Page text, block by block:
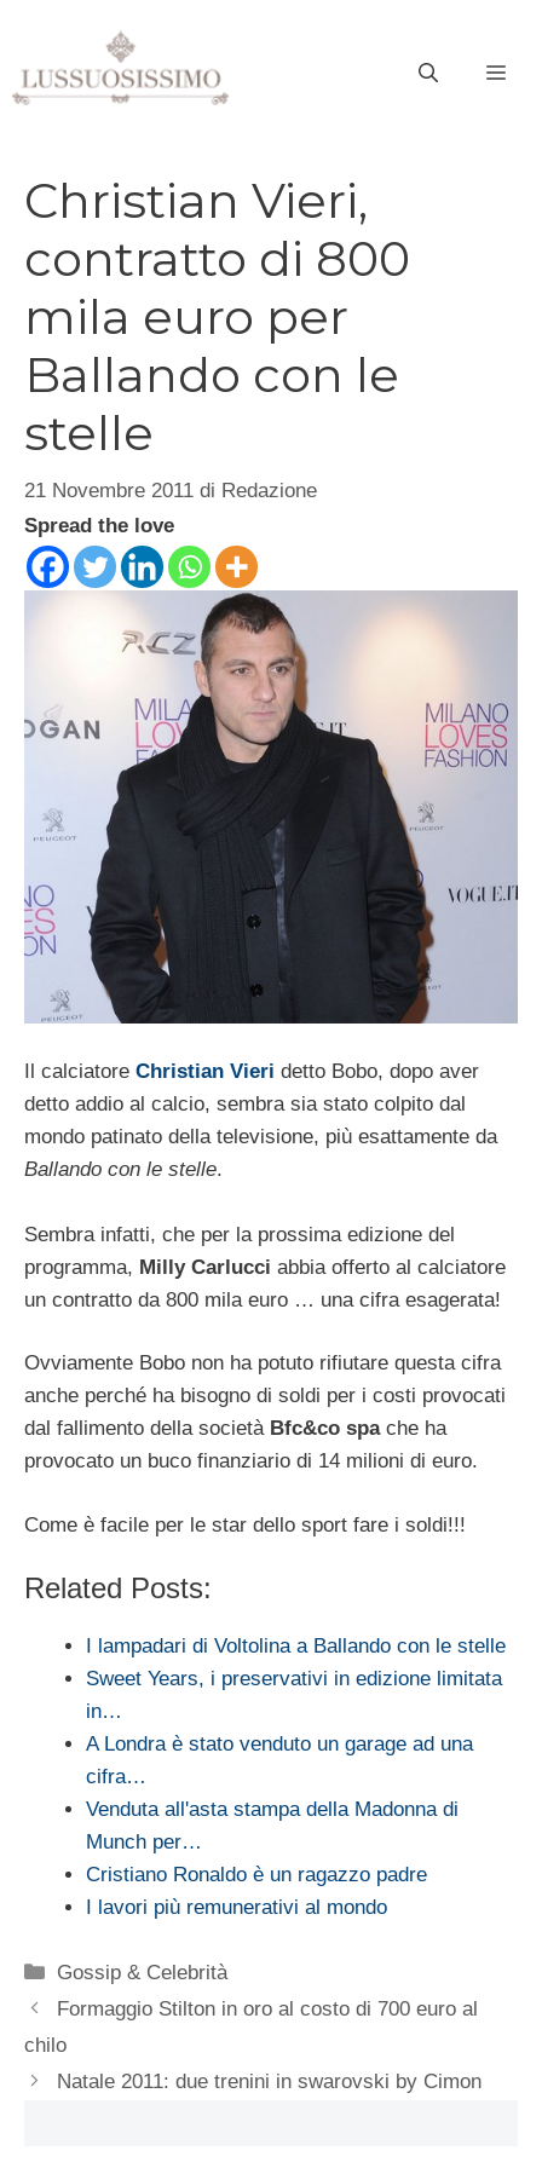
contenuto
Christian Vieri,
contratto di 800
mila euro per
Ballando con le
stelle
21 Novembre 2011 di Redazione
Spread the love
Il calciatore Christian Vieri detto Bobo, dopo aver
detto addio al calcio, sembra sia stato colpito dal
mondo patinato della televisione, più esattamente da
Ballando con le stelle.
Sembra infatti, che per la prossima edizione del
programma, Milly Carlucci abbia offerto al calciatore
un contratto da 800 mila euro … una cifra esagerata!
Ovviamente Bobo non ha potuto rifiutare questa cifra
anche perché ha bisogno di soldi per i costi provocati
dal fallimento della società Bfc&co spache ha
provocato un buco finanziario di 14 milioni di euro.
Come è facile per le star dello sport fare i soldi!!!
Related Posts:
I lampadari di Voltolina a Ballando con le stelle
Sweet Years, i preservativi in edizione limitata
in…
A Londra è stato venduto un garage ad una
cifra…
Venduta all'asta stampa della Madonna di
Munch per…
Cristiano Ronaldo è un ragazzo padre
I lavori più remunerativi al mondo
Categorie
Gossip & Celebrità
Formaggio Stilton in oro al costo di 700 euro al
chilo
Natale 2011: due trenini in swarovski by Cimon